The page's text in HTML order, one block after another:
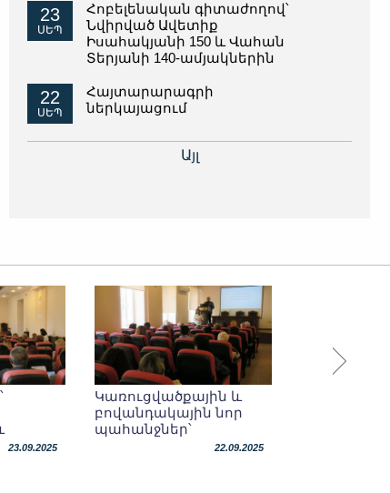
23
ՍԵՊ
Հոբելենական գիտաժողով՝
Նվիրված Ավետիք
Իսահակյանի 150 և Վահան
Տերյանի 140-ամյակներին
22
ՍԵՊ
Հայտարարագրի
ներկայացում
Այլ
23.09.2025
Կառուցվածքային և
բովանդակային նոր
պահանջներ՝
22.09.2025